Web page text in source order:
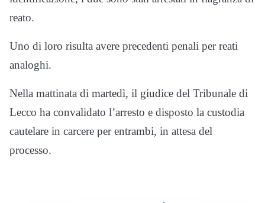
reato.
Uno di loro risulta avere precedenti penali per reati
analoghi.
Nella mattinata di martedì, il giudice del Tribunale di
Lecco ha convalidato l’arresto e disposto la custodia
cautelare in carcere per entrambi, in attesa del
processo.